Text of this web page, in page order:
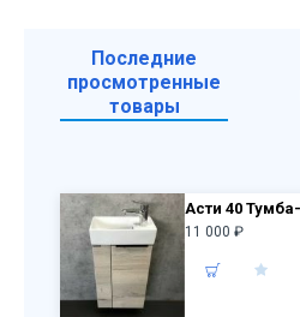
Последние
просмотренные
товары
11 000 ₽